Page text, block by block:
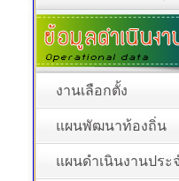
งานเลือกตั้ง
แผนพัฒนาท้องถิ่น
แผนดำเนินงานประ